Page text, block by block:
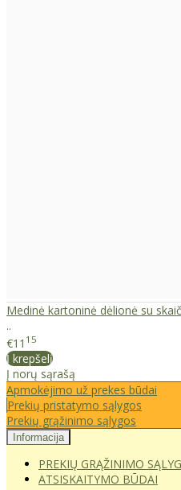
Medinė kartoninė dėlionė su
..
€11 15
Į krepšelį
Į norų sąrašą
Apmokėjimo už prekes būdai
Prekių pristatymo sąlygos
Prekių grąžinimo sąlygos
Informacija
PREKIŲ GRĄŽINIMO
ATSISKAITYMO BŪDAI